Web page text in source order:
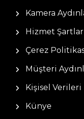
Kamera
Hizmet
Çerez
Müşteri
Kişisel
Künye